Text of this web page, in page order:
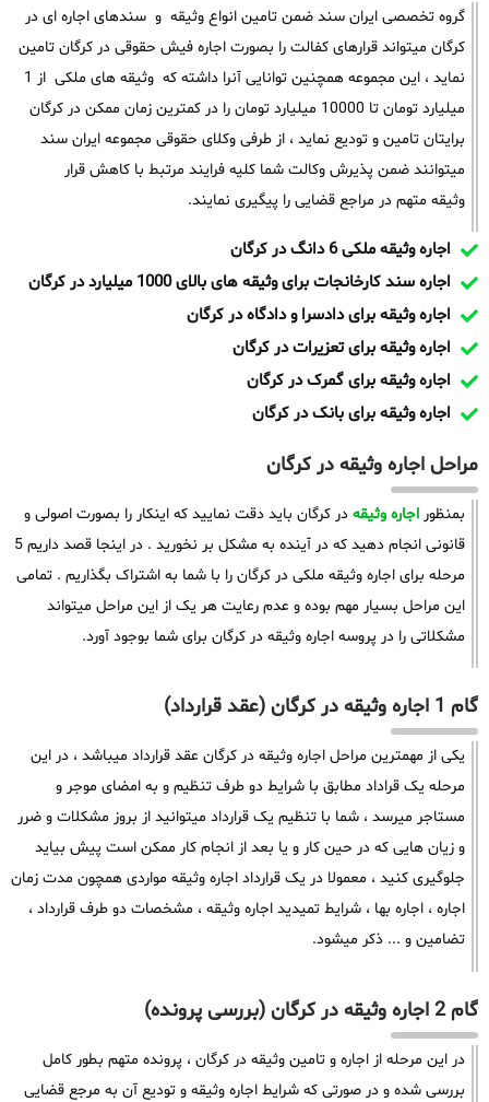
گروه تخصصی ایران سند ضمن تامین انواع وثیقه و سندهای اجاره ای در
کرگان میتواند قرارهای کفالت را بصورت اجاره فیش حقوقی در کرگان تامین
نماید ، این مجموعه همچنین توانایی آنرا داشته که وثیقه های ملکی از 1
میلیارد تومان تا 10000 میلیارد تومان را در کمترین زمان ممکن در کرگان
برایتان تامین و تودیع نماید ، از طرفی وکلای حقوقی مجموعه ایران سند
میتوانند ضمن پذیرش وکالت شما کلیه فرایند مرتبط با کاهش قرار
وثیقه متهم در مراجع قضایی را پیگیری نمایند.
اجاره وثیقه ملکی 6 دانگ در کرگان
اجاره سند کارخانجات برای وثیقه های بالای 1000 میلیارد در کرگان
اجاره وثیقه برای دادسرا و دادگاه در کرگان
اجاره وثیقه برای تعزیرات در کرگان
اجاره وثیقه برای گمرک در کرگان
اجاره وثیقه برای بانک در کرگان
مراحل اجاره وثیقه در کرگان
بمنظور اجاره وثیقه در کرگان باید دقت نمایید که اینکار را بصورت اصولی و
قانونی انجام دهید که در آینده به مشکل بر نخورید . در اینجا قصد داریم 5
مرحله برای اجاره وثیقه ملکی در کرگان را با شما به اشتراک بگذاریم . تمامی
این مراحل بسیار مهم بوده و عدم رعایت هر یک از این مراحل میتواند
مشکلاتی را در پروسه اجاره وثیقه در کرگان برای شما بوجود آورد.
گام 1 اجاره وثیقه در کرگان (عقد قرارداد)
یکی از مهمترین مراحل اجاره وثیقه در کرگان عقد قرارداد میباشد ، در این
مرحله یک قراداد مطابق با شرایط دو طرف تنظیم و به امضای موجر و
مستاجر میرسد ، شما با تنظیم یک قرارداد میتوانید از بروز مشکلات و ضرر
و زیان هایی که در حین کار و یا بعد از انجام کار ممکن است پیش بیاید
جلوگیری کنید ، معمولا در یک قرارداد اجاره وثیقه مواردی همچون مدت زمان
اجاره ، اجاره بها ، شرایط تمیدید اجاره وثیقه ، مشخصات دو طرف قرارداد ،
تضامین و ... ذکر میشود.
گام 2 اجاره وثیقه در کرگان (بررسی پرونده)
در این مرحله از اجاره و تامین وثیقه در کرگان ، پرونده متهم بطور کامل
بررسی شده و در صورتی که شرایط اجاره وثیقه و تودیع آن به مرجع قضایی